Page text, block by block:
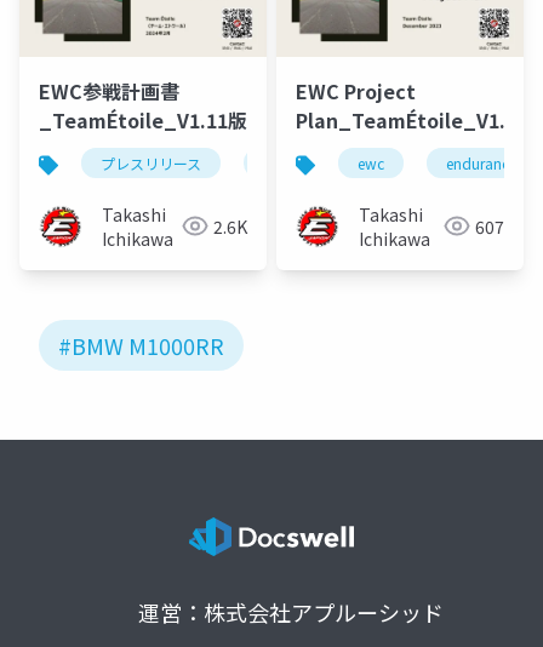
EWC参戦計画書
_TeamÉtoile_V1.11版
プレスリリース 参戦計画書 ewc
Takashi
Ichikawa
2.6K
EWC Project
ewc endurance
Takashi
Ichikawa
607
#BMW M1000RR
運営：株式会社アプルーシッド